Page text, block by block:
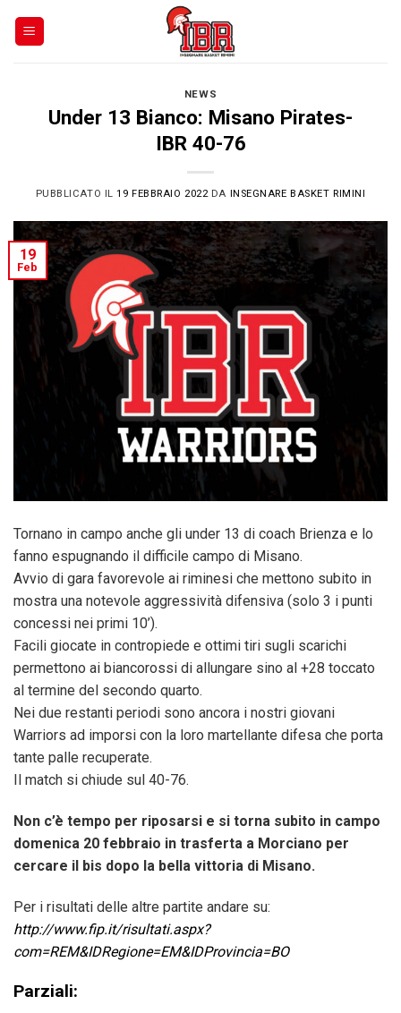
NEWS
Under 13 Bianco: Misano Pirates-
IBR 40-76
PUBBLICATO IL19 FEBBRAIO 2022 DA INSEGNARE BASKET RIMINI
19
Feb
Tornano in campo anche gli under 13 di coach Brienza e lo
fanno espugnando il difficile campo di Misano.
Avvio di gara favorevole ai riminesi che mettono subito in
mostra una notevole aggressività difensiva (solo 3 i punti
concessi nei primi 10’).
Facili giocate in contropiede e ottimi tiri sugli scarichi
permettono ai biancorossi di allungare sino al +28 toccato
al termine del secondo quarto.
Nei due restanti periodi sono ancora i nostri giovani
Warriors ad imporsi con la loro martellante difesa che porta
tante palle recuperate.
Il match si chiude sul 40-76.
Non c’è tempo per riposarsi e si torna subito in campo
domenica 20 febbraio in trasferta a Morciano per
cercare il bis dopo la bella vittoria di Misano.
Per i risultati delle altre partite andare su:
http://www.fip.it/risultati.aspx?
com=REM&IDRegione=EM&IDProvincia=BO
Parziali: